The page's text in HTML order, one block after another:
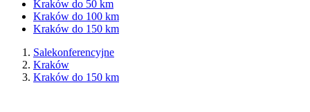
Kraków do 50 km
Kraków do 100 km
Kraków do 150 km
Salekonferencyjne
Kraków
Kraków do 150 km